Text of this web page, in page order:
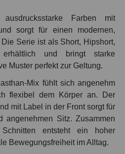
ausdrucksstarke Farben mit
sorgt für einen modernen,
Serie ist als Short, Hipshort,
und bringt starke
Muster perfekt zur Geltung.
Mix fühlt sich angenehm
flexibel dem Körper an. Der
mit Label in der Front sorgt für
angenehmen Sitz. Zusammen
entsteht ein hoher
Bewegungsfreiheit im Alltag.